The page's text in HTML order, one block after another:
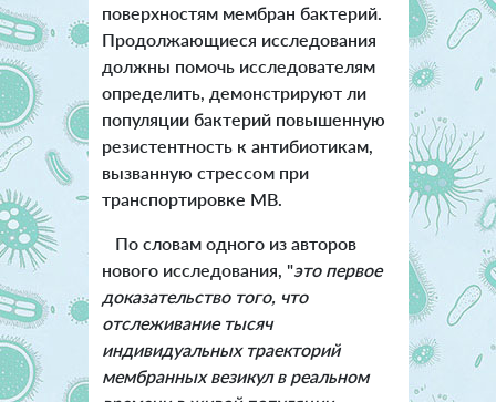
поверхностям мембран бактерий.
Продолжающиеся исследования
должны помочь исследователям
определить, демонстрируют ли
популяции бактерий повышенную
резистентность к антибиотикам,
вызванную стрессом при
транспортировке MВ.
По словам одного из авторов
нового исследования, "это первое
доказательство того, что
отслеживание тысяч
индивидуальных траекторий
мембранных везикул в реальном